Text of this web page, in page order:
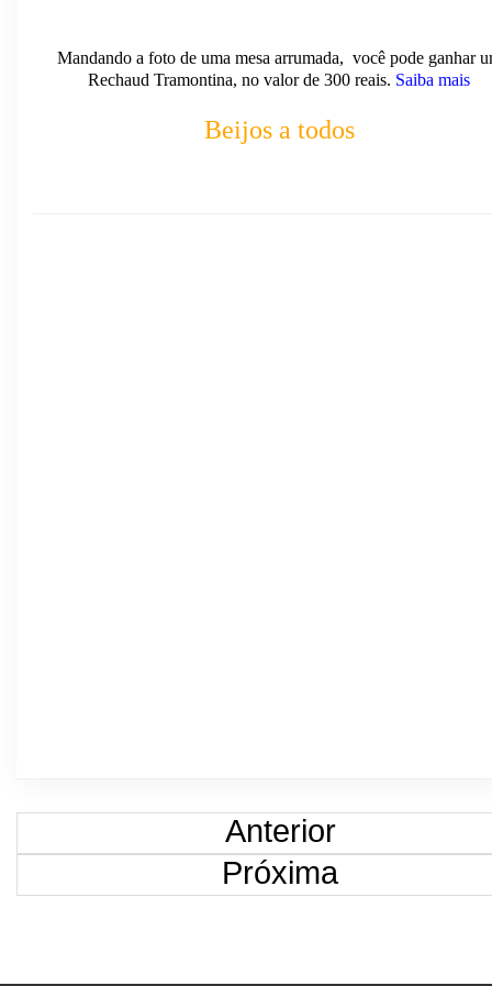
Mandando a foto de uma mesa arrumada, você pode ganhar
Rechaud Tramontina, no valor de 300 reais. Saiba mais
Beijos a todos
Anterior
Próxima